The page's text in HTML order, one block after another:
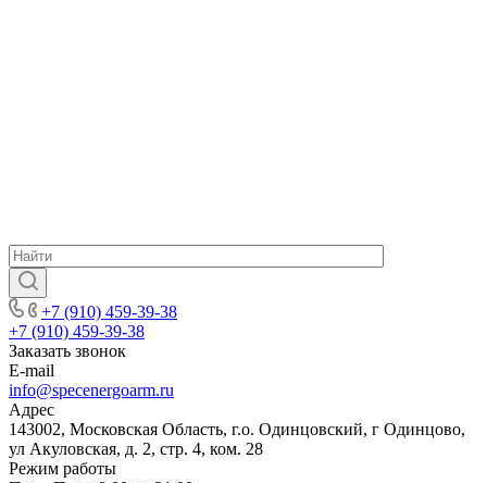
+7 (910) 459-39-38
+7 (910) 459-39-38
Заказать звонок
E-mail
info@specenergoarm.ru
Адрес
143002, Московская Область, г.о. Одинцовский, г Одинцово,
ул Акуловская, д. 2, стр. 4, ком. 28
Режим работы